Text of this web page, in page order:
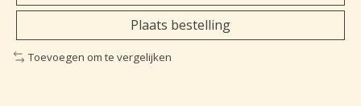
Plaats bestelling
Toevoegen om te vergelijken